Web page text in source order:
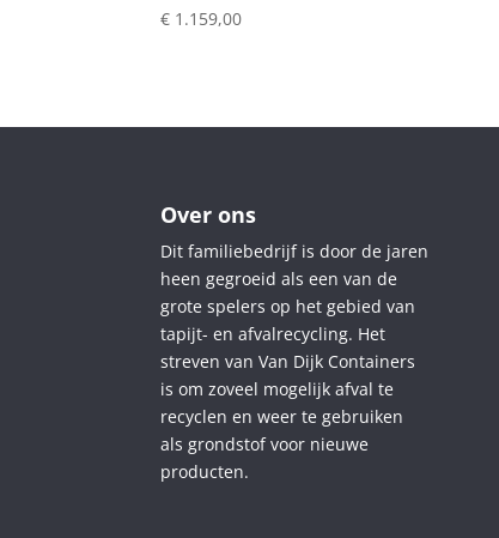
€ 1.159,00
Over ons
Dit familiebedrijf is door de jaren
heen gegroeid als een van de
grote spelers op het gebied van
tapijt- en afvalrecycling. Het
streven van Van Dijk Containers
is om zoveel mogelijk afval te
recyclen en weer te gebruiken
als grondstof voor nieuwe
producten.